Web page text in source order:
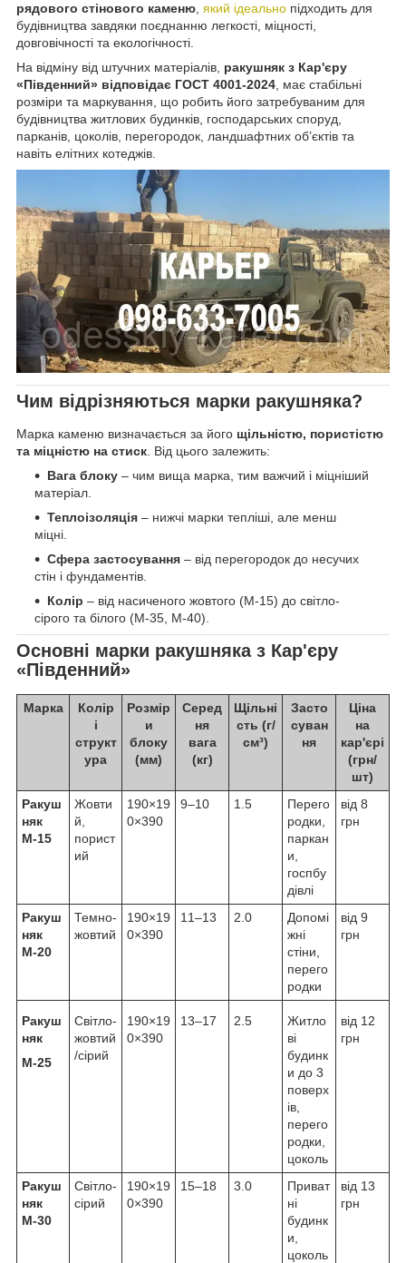
рядового стінового каменю, який ідеально підходить для
будівництва завдяки поєднанню легкості, міцності,
довговічності та екологічності.
На відміну від штучних матеріалів, ракушняк з Кар'єру
«Південний» відповідає ГОСТ 4001-2024, має стабільні
розміри та маркування, що робить його затребуваним для
будівництва житлових будинків, господарських споруд,
парканів, цоколів, перегородок, ландшафтних об’єктів та
навіть елітних котеджів.
Чим відрізняються марки ракушняка?
Марка каменю визначається за його щільністю, пористістю
та міцністю на стиск . Від цього залежить:
Вага блоку – чим вища марка, тим важчий і міцніший
матеріал.
Теплоізоляція – нижчі марки тепліші, але менш
міцні.
Сфера застосування – від перегородок до несучих
стін і фундаментів.
Колір – від насиченого жовтого (М-15) до світло-
сірого та білого (М-35, М-40).
Основні марки ракушняка з Кар'єру
«Південний»
Марка
Колір
і
структ
ура
Розмір
и
блоку
(мм)
Серед
ня
вага
(кг)
Щільні
сть (г/
см³)
Засто
суван
ня
Ціна
на
кар'єрі
(грн/
шт)
Ракуш
няк
М-15
Жовти
й,
порист
ий
190×19
0×390
9–10 1.5
Перего
родки,
паркан
и,
госпбу
дівлі
від 8
грн
Ракуш
няк
М-20
Темно-
жовтий
190×19
0×390
11–13 2.0
Допомі
жні
стіни,
перего
родки
від 9
грн
Ракуш
няк
М-25
Світло-
жовтий
/сірий
190×19
0×390
13–17 2.5
Житло
ві
будинк
и до 3
поверх
ів,
перего
родки,
цоколь
від 12
грн
Ракуш
няк
М-30
Світло-
сірий
190×19
0×390
15–18 3.0
Приват
ні
будинк
и,
цоколь
від 13
грн